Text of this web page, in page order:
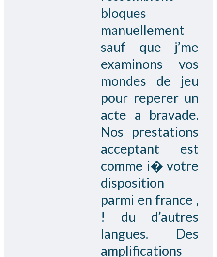
bloques
manuellement
sauf que j’me
examinons vos
mondes de jeu
pour reperer un
acte a bravade.
Nos prestations
acceptant est
comme i� votre
disposition
parmi en france ,
! du d’autres
langues. Des
amplifications